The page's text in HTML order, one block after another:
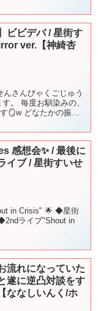
ビビデバ / 星街す
ver.【神綺杏
さんびゃくごじゅう
。 毎度お馴染みの、
🪞w どなたかの振り
感想会✨ / 最後に
イブ / 星街すいせ
in Crisis" 🌟 ◆星街
ライブ"Shout in
流れになっていた
遂に逆凸対談をす
ななしいんく/ホ